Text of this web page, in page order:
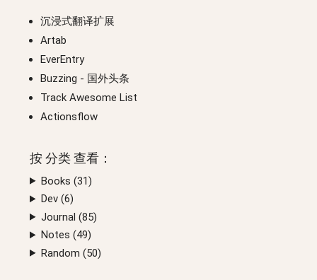
沉浸式翻译扩展
Artab
EverEntry
Buzzing - 国外头条
Track Awesome List
Actionsflow
按 分类 查看：
Books (31)
Dev (6)
Journal (85)
Notes (49)
Random (50)